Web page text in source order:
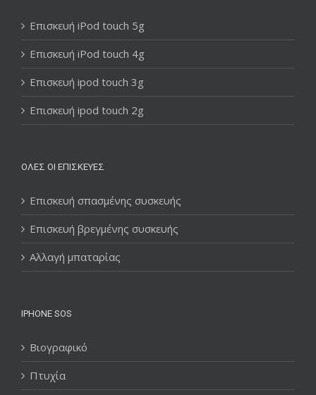
Επισκευή iPod touch 5g
Επισκευή iPod touch 4g
Επισκευή ipod touch 3g
Επισκευή ipod touch 2g
ΌΛΕΣ ΟΙ ΕΠΙΣΚΕΥΈΣ
Επισκευή σπασμένης συσκευής
Επισκευή βρεγμένης συσκευής
Αλλαγή μπαταρίας
IPHONE SOS
Βιογραφικό
Πτυχία